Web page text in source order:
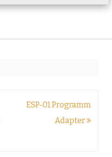
ESP-01 Programm
Adapter